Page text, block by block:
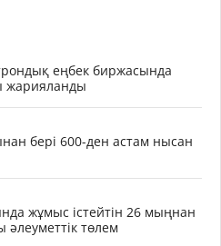
еңбек биржасында
жарияланды
бері 600-ден астам нысан
жұмыс істейтін 26 мыңнан
төлем